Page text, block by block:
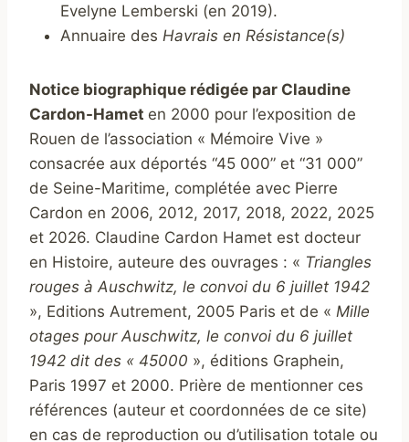
Evelyne Lemberski (en 2019).
Annuaire des Havrais en Résistance(s)
Notice biographique rédigée par Claudine
Cardon-Hamet en 2000 pour l’exposition de
Rouen de l’association « Mémoire Vive »
consacrée aux déportés “45 000” et “31 000”
de Seine-Maritime, complétée avec Pierre
Cardon en 2006, 2012, 2017, 2018, 2022, 2025
et 2026. Claudine Cardon Hamet est docteur
en Histoire, auteure des ouvrages : « Triangles
rouges à Auschwitz, le convoi du 6 juillet 1942
», Editions Autrement, 2005 Paris et de « Mille
otages pour Auschwitz, le convoi du 6 juillet
1942 dit des « 45000 », éditions Graphein,
Paris 1997 et 2000. Prière de mentionner ces
références (auteur et coordonnées de ce site)
en cas de reproduction ou d’utilisation totale ou